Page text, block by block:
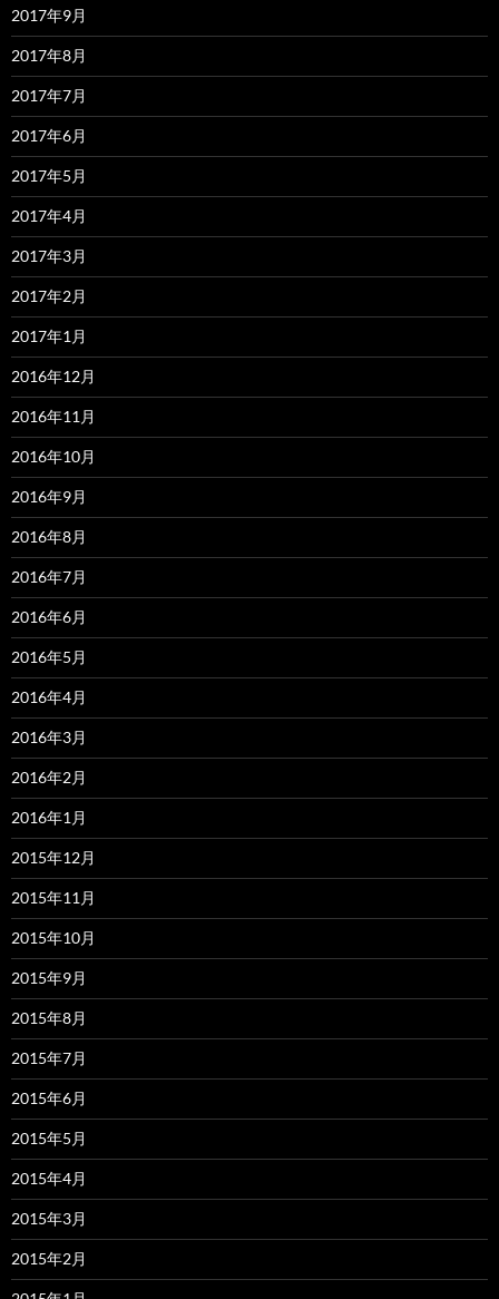
2017年9月
2017年8月
2017年7月
2017年6月
2017年5月
2017年4月
2017年3月
2017年2月
2017年1月
2016年12月
2016年11月
2016年10月
2016年9月
2016年8月
2016年7月
2016年6月
2016年5月
2016年4月
2016年3月
2016年2月
2016年1月
2015年12月
2015年11月
2015年10月
2015年9月
2015年8月
2015年7月
2015年6月
2015年5月
2015年4月
2015年3月
2015年2月